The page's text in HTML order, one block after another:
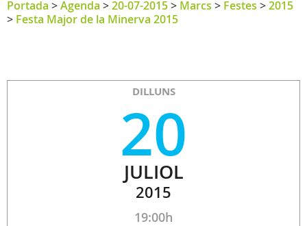
Portada >Agenda >20-07-2015> Marcs > Festes >2015
> Festa Major de la Minerva 2015
DILLUNS
20
JULIOL
2015
19:00h